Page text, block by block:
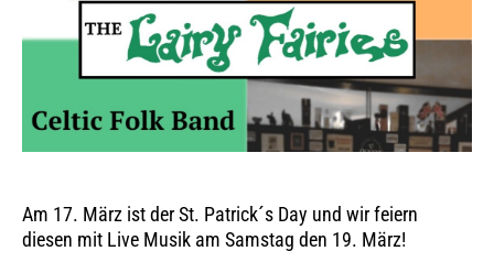
Am 17. März ist der St. Patrick´s Day und wir feiern
diesen mit Live Musik am Samstag den 19. März!